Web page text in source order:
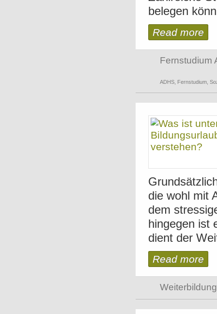
belegen
Read more
Fernstudium
ADHS Fernstudium
die wohl mit
dem
hingegen ist
dient der
Read more
Weiterbildung